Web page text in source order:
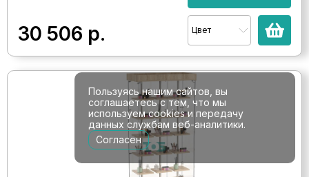
30 506 р. Цвет
Пользуясь нашим сайтов, вы
соглашаетесь с тем, что мы
используем cookies и передачу
данных службам веб-аналитики.
Согласен